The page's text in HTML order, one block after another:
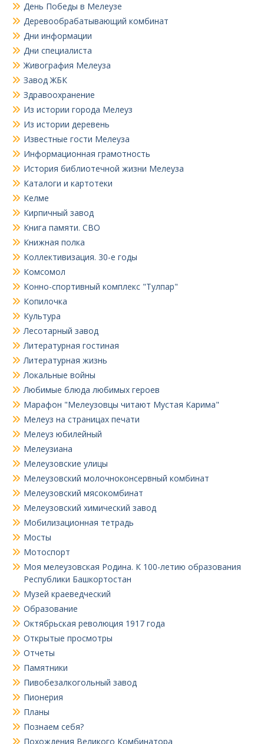
День Победы в Мелеузе
Деревообрабатывающий комбинат
Дни информации
Дни специалиста
Живография Мелеуза
Завод ЖБК
Здравоохранение
Из истории города Мелеуз
Из истории деревень
Известные гости Мелеуза
Информационная грамотность
История библиотечной жизни Мелеуза
Каталоги и картотеки
Келме
Кирпичный завод
Книга памяти. СВО
Книжная полка
Коллективизация. 30-е годы
Комсомол
Конно-спортивный комплекс "Тулпар"
Копилочка
Культура
Лесотарный завод
Литературная гостиная
Литературная жизнь
Локальные войны
Любимые блюда любимых героев
Марафон "Мелеузовцы читают Мустая Карима"
Мелеуз на страницах печати
Мелеуз юбилейный
Мелеузиана
Мелеузовские улицы
Мелеузовский молочноконсервный комбинат
Мелеузовский мясокомбинат
Мелеузовский химический завод
Мобилизационная тетрадь
Мосты
Мотоспорт
Моя мелеузовская Родина. К 100-летию образования
Республики Башкортостан
Музей краеведческий
Образование
Октябрьская революция 1917 года
Открытые просмотры
Отчеты
Памятники
Пивобезалкогольный завод
Пионерия
Планы
Познаем себя?
Похождения Великого Комбинатора